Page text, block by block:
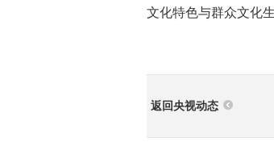
文化特色与群众文化生
返回央视动态